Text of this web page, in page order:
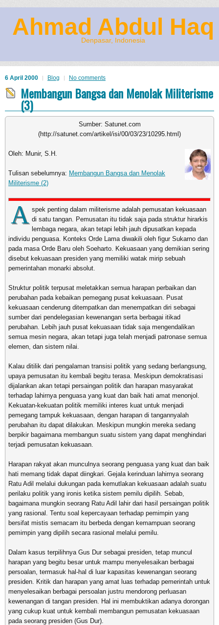
Ahmad Abdul Haq
Denpasar, Indonesia
6 April 2000 Blog No comments
Membangun Bangsa dan Menolak Militerisme
(3)
Sumber: Satunet.com
(http://satunet.com/artikel/isi/00/03/23/10295.html)
Oleh: Munir, S.H.
Tulisan sebelumnya: Membangun Bangsa dan Menolak
Militerisme (2)
A spek penting dalam militerisme adalah pemusatan kekuasaan
di satu tangan. Pemusatan itu tidak saja pada struktur hirarkis
lembaga negara, akan tetapi lebih jauh dipusatkan kepada
individu penguasa. Konteks Orde Lama diwakili oleh figur Sukarno dan
pada masa Orde Baru oleh Soeharto. Kekuasaan yang demikian sering
disebut kekuasaan presiden yang memiliki watak mirip sebuah
pemerintahan monarki absolut.
Struktur politik terpusat meletakkan semua harapan perbaikan dan
perubahan pada kebaikan pemegang pusat kekuasaan. Pusat
kekuasaan cenderung ditempatkan dan menempatkan diri sebagai
sumber dari pendelegasian kewenangan serta berbagai itikad
perubahan. Lebih jauh pusat kekuasaan tidak saja mengendalikan
semua mesin negara, akan tetapi juga telah menjadi patronase semua
elemen, dan sistem nilai.
Kalau ditilik dari pengalaman transisi politik yang sedang berlangsung,
upaya pemusatan itu kembali begitu terasa. Meskipun demokratisasi
dijalankan akan tetapi persaingan politik dan harapan masyarakat
terhadap lahirnya penguasa yang kuat dan baik hati amat menonjol.
Kekuatan-kekuatan politik memiliki interes kuat untuk menjadi
pemegang tampuk kekuasaan, dengan harapan di tangannyalah
perubahan itu dapat dilakukan. Meskipun mungkin mereka sedang
berpikir bagaimana membangun suatu sistem yang dapat menghindari
terjadi pemusatan kekuasaan.
Harapan rakyat akan munculnya seorang penguasa yang kuat dan baik
hati memang tidak dapat diingkari. Gejala kerinduan lahirnya seorang
Ratu Adil melalui dukungan pada kemutlakan kekuasaan adalah suatu
perilaku politik yang ironis ketika sistem pemilu dipilih. Sebab,
bagaimana mungkin seorang Ratu Adil lahir dari hasil persaingan politik
yang rasional. Tentu soal kepercayaan terhadap pemimpin yang
bersifat mistis semacam itu berbeda dengan kemampuan seorang
pemimpin yang dipilih secara rasional melalui pemilu.
Dalam kasus terpilihnya Gus Dur sebagai presiden, tetap muncul
harapan yang begitu besar untuk mampu menyelesaikan berbagai
persoalan, termasuk hal-hal di luar kapasitas kewenangan seorang
presiden. Kritik dan harapan yang amat luas terhadap pemerintah untuk
menyelesaikan berbagai persoalan justru mendorong perluasan
kewenangan di tangan presiden. Hal ini membuktikan adanya dorongan
yang cukup kuat untuk kembali membangun pemusatan kekuasaan
pada seorang presiden (Gus Dur).